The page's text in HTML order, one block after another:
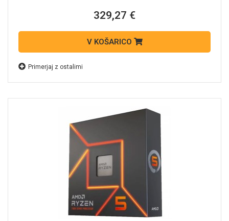
329,27 €
V KOŠARICO
Primerjaj z ostalimi